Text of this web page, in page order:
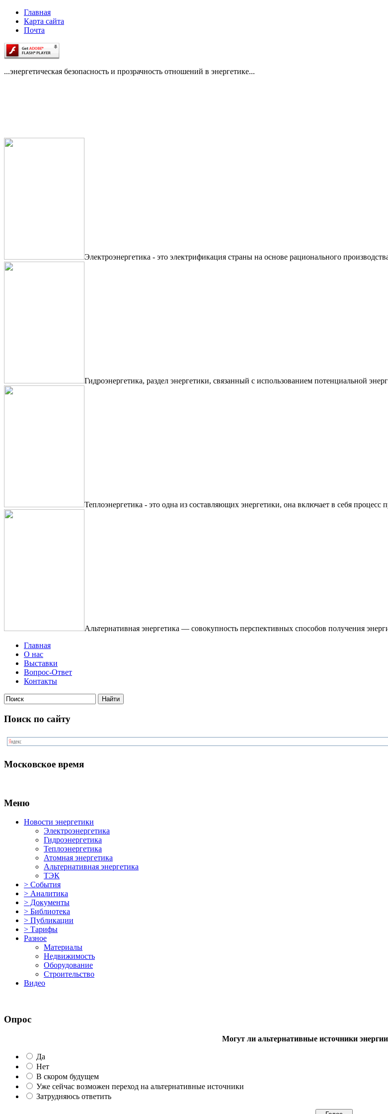
Главная
Карта сайта
Почта
...энергетическая безопасность и прозрачность отношений в энергетике...
Электроэнергетика - это электрификация страны на основе рационального
Гидроэнергетика, раздел энергетики, связанный с использованием потенциальной
Теплоэнергетика - это одна из составляющих энергетики, она включает в себя процесс
Альтернативная энергетика — совокупность перспективных способов получения
Главная
О нас
Выставки
Вопрос-Ответ
Контакты
Поиск по сайту
Московское время
Меню
Новости энергетики
Электроэнергетика
Гидроэнергетика
Теплоэнергетика
Атомная энергетика
Альтернативная энергетика
ТЭК
> События
> Аналитика
> Документы
> Библиотека
> Публикации
> Тарифы
Разное
Материалы
Недвижимость
Оборудование
Строительство
Видео
Опрос
Могут ли альтернативные источники
Да
Нет
В скором будущем
Уже сейчас возможен переход на альтернативные источники
Затрудняюсь ответить